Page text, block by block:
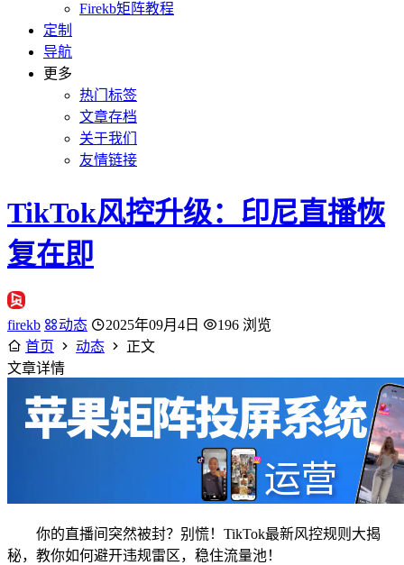
Firekb矩阵教程
定制
导航
更多
热门标签
文章存档
关于我们
友情链接
TikTok风控升级：印尼直播恢
复在即
firekb 动态 2025年09月4日
196 浏览
首页
动态
正文
文章详情
你的直播间突然被封？别慌！TikTok最新风控规则大揭
秘，教你如何避开违规雷区，稳住流量池！